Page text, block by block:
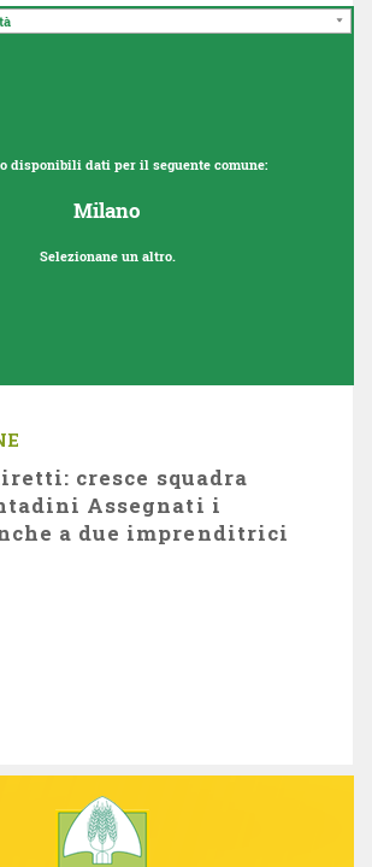
disponibili dati per il seguente comune:
Milano
Selezionane un altro.
cresce squadra
Assegnati i
a due imprenditrici